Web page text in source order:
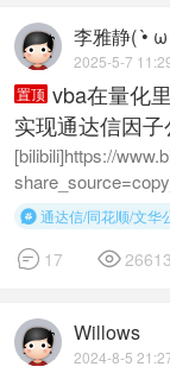
李雅静( •̀ ω
2025-5-7
置顶 vba在量化
实现通达信因
[bilibili]https://
通达信/同花顺/文华
 17 26613
Willows
2024-8-5